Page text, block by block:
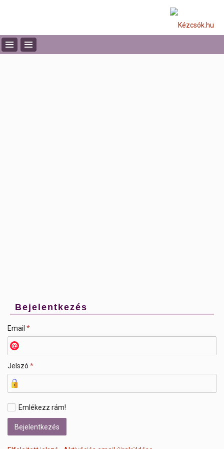
Bejelentkezés
Email *
Jelszó *
Emlékezz rám!